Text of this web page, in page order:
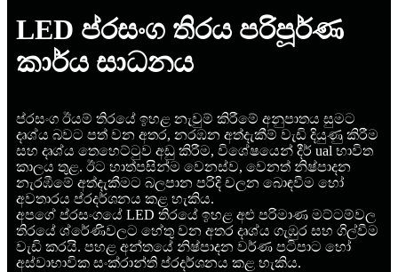
LED ප්රසංග තිරය පරිපූර්ණ
කාර්ය සාධනය
ප්රසංග ඊයම් තිරයේ ඉහළ නැවුම් කිරීමේ අනුපාතය සුමට
දෘශ්ය බවට පත් වන අතර, නරඹන අත්දැකීම් වැඩි දියුණු කිරීම
සහ දෘශ්ය තෙහෙට්ටුව අඩු කිරීම, විශේෂයෙන් දීර් ual භාවිත
කාලය තුළ. ඊට හාත්පසින්ම වෙනස්ව, වෙනත් නිෂ්පාදන
නැරඹීමේ අත්දැකීමට බලපාන පරිදි චලන බොඳවීම හෝ
අවතාරය ප්රදර්ශනය කළ හැකිය.
අපගේ ප්රසංගයේ LED තිරයේ ඉහළ අළු පරිමාණ මට්ටම්වල
තිරයේ ශ්රේණිවලට හේතු වන අතර දෘශ්ය ගැඹුර සහ ගිල්වීම
වැඩි කරයි. පහළ අන්තයේ නිෂ්පාදන වර්ණ පටිපාට හෝ
අස්වාභාවික සංක්රාන්ති ප්රදර්ශනය කළ හැකිය.